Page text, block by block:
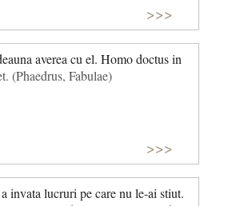
>>>
averea cu el. Homo doctus in
(Phaedrus, Fabulae)
>>>
invata lucruri pe care nu le-ai stiut.